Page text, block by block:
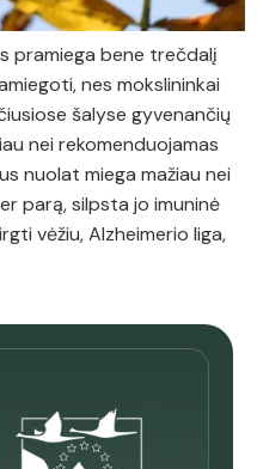
pramiega bene trečdalį
nes mokslininkai
šalyse gyvenančių
nei rekomenduojamas
nuolat miega mažiau nei
parą, silpsta jo imuninė
vėžiu, Alzheimerio liga,